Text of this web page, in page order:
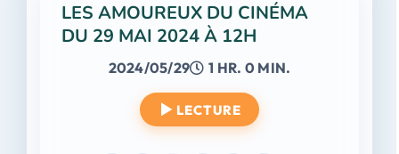
LES AMOUREUX DU CINÉMA
DU 29 MAI 2024 À 12H
2024/05/29 1 HR. 0 MIN.
LECTURE